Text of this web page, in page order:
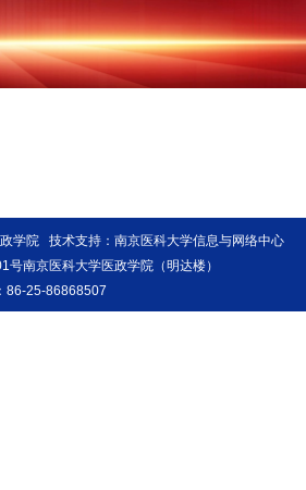
学院 技术支持：南京医科大学信息与网络中心
南京医科大学医政学院（明达楼）
86-25-86868507